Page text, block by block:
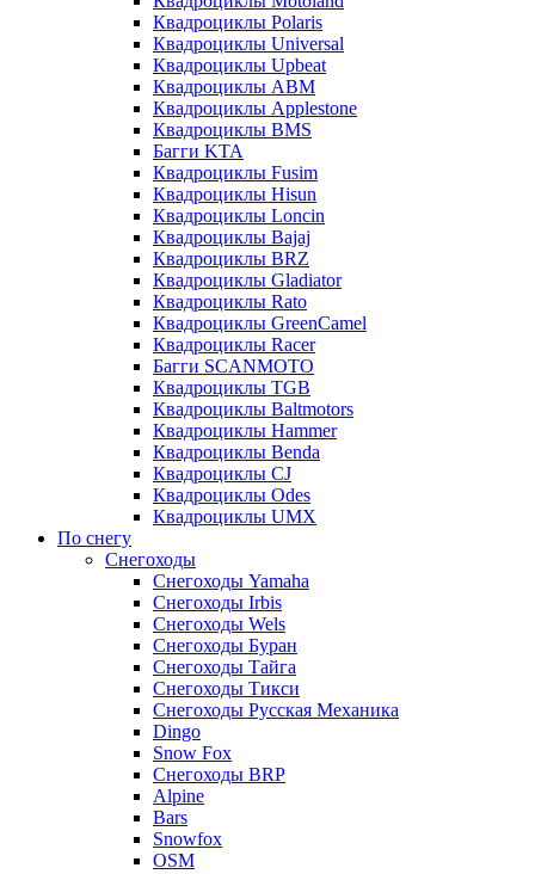
Квадроциклы Polaris
Квадроциклы Universal
Квадроциклы Upbeat
Квадроциклы ABM
Квадроциклы Applestone
Квадроциклы BMS
Багги KTA
Квадроциклы Fusim
Квадроциклы Hisun
Квадроциклы Loncin
Квадроциклы Bajaj
Квадроциклы BRZ
Квадроциклы Gladiator
Квадроциклы Rato
Квадроциклы GreenCamel
Квадроциклы Racer
Багги SCANMOTO
Квадроциклы TGB
Квадроциклы Baltmotors
Квадроциклы Hammer
Квадроциклы Benda
Квадроциклы CJ
Квадроциклы Odes
Квадроциклы UMX
По снегу
Снегоходы
Снегоходы Yamaha
Снегоходы Irbis
Снегоходы Wels
Снегоходы Буран
Снегоходы Тайга
Снегоходы Тикси
Снегоходы Русская Механика
Dingo
Snow Fox
Снегоходы BRP
Alpine
Bars
Snowfox
OSM